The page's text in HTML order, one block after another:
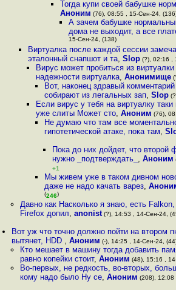
Тогда купи своей бабушке
Аноним (76), 08:55 , 15-Сен-24,
А зачем бабушке
дома не выходит, а все
15-Сен-24, (138)
Виртуалка после каждой сессии
эталонный снапшот и та, Slop(?), 02:16 ,
Вирус может пробиться из
надежности виртуалка,Анонимище
Вот, наконец здравый
собирают из легальных зап, Slop
Если вирус у тебя на виртуалку
уже слиты Может сто,Аноним (76),
Не думаю что там все
гипотетической атаке, пока там,
Пока до них дойдет, что второй
нужно _подтверждать_ , Аноним
+1
Мы живем уже в таком дивном
даже не надо качать варез,
(246)
Давно как Насколько я знаю, есть
Firefox допил, anonist(?), 14:53 , 14-Сен-24,
Вот уж что точно должно пойти на втором
вытянет, HDD ,Аноним (-), 14:25 , 14-Сен-24,
Кто мешает в машину тогда добавить
равно копейки стоит, Аноним (48), 15:16 ,
Во-первых, не редкость, во-вторых,
кому надо было Ну се, Аноним (208), 12:08